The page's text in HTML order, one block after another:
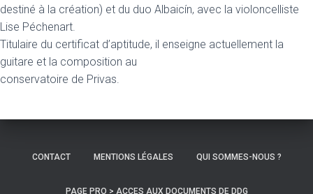
destiné à la création) et du duo Albaicín, avec la violoncelliste
Lise Péchenart.
Titulaire du certificat d’aptitude, il enseigne actuellement la
guitare et la composition au
conservatoire de Privas.
CONTACT MENTIONS LÉGALES QUI SOMMES-NOUS ?
PAGE PRO > ACCES AUX DOCUMENTS DE DDG